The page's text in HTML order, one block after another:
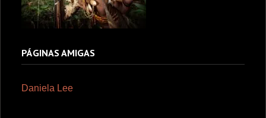
PÁGINAS AMIGAS
Daniela Lee